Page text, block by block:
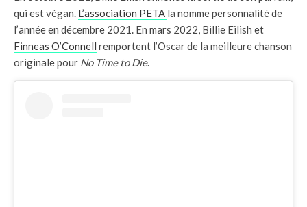
qui est végan. L’association PETA la nomme personnalité de
l’année en décembre 2021. En mars 2022, Billie Eilish et
Finneas O’Connell remportent l’Oscar de la meilleure chanson
originale pour No Time to Die.